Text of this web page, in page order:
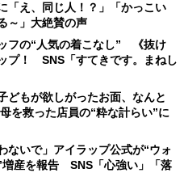
「え、同じ人！？」「かっこい
～」大絶賛の声
フの“人気の着こなし” 《抜け
プ！ SNS「すてきです。まねし
どもが欲しがったお面、なんと
を救った店員の“粋な計らい”に
ないで」アイラップ公式が“ウォ
増産を報告 SNS「心強い」「落